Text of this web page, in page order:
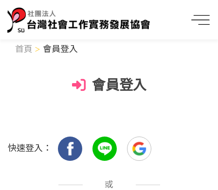
首頁 會員登入
會員登入
快速登入：
或